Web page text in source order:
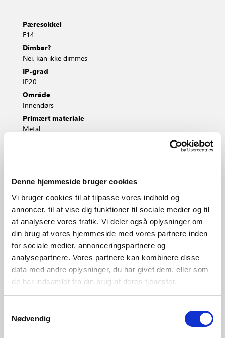
Denne hjemmeside bruger cookies
Vi bruger cookies til at tilpasse vores indhold og
annoncer, til at vise dig funktioner til sociale medier og til
at analysere vores trafik. Vi deler også oplysninger om
din brug af vores hjemmeside med vores partnere inden
for sociale medier, annonceringspartnere og
analysepartnere. Vores partnere kan kombinere disse
data med andre oplysninger, du har givet dem, eller som
de har indsamlet fra din brug af deres tjenester.
Nødvendig
Pæresokkel
E14
Dimbar?
Nei, kan ikke dimmes
IP-grad
IP20
Område
Innendørs
Primært materiale
Metal
2312951018